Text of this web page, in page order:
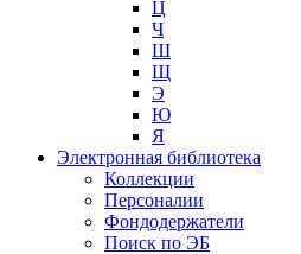
Ц
Ч
Ш
Щ
Э
Ю
Я
Электронная библиотека
Коллекции
Персоналии
Фондодержатели
Поиск по ЭБ